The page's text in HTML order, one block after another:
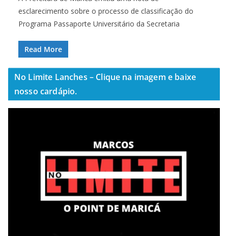
esclarecimento sobre o processo de classificação do
Programa Passaporte Universitário da Secretaria
Read More
No Limite Lanches – Clique na imagem e baixe
nosso cardápio.